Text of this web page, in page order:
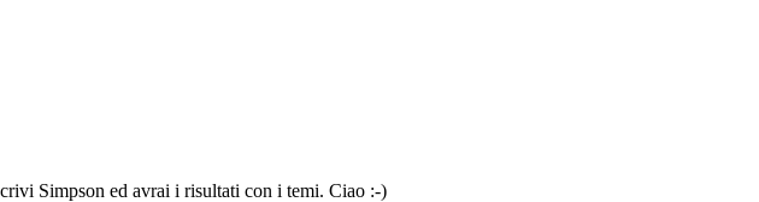
Simpson ed avrai i risultati con i temi. Ciao :-)